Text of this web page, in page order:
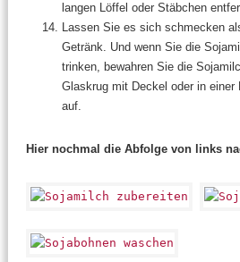
langen Löffel oder Stäbchen
Lassen Sie es sich schmecken
Getränk. Und wenn Sie die
trinken, bewahren Sie die
Glaskrug mit Deckel oder in einer
auf.
Hier nochmal die Abfolge von links